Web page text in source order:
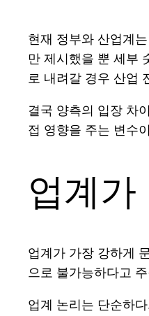
현재 정부와 산업계
만 제시했을 뿐 세부
로 내려갈 경우 산업
결국 양측의 입장 차
접 영향을 주는 변수
업계
업계가 가장 강하게
으로 불가능하다고
업계 논리는 단순하